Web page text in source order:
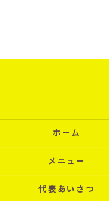
ホーム
メニュー
代表あいさつ